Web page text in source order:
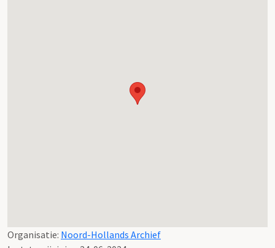
Organisatie: Noord-Hollands Archief